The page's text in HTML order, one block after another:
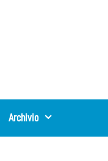
Archivio